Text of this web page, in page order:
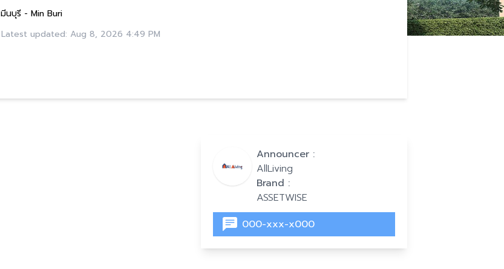
มีนบุรี - Min Buri
Latest updated: Aug 8, 2026 4:49 PM
Announcer :
AllLiving
Brand :
ASSETWISE
000-xxx-x000